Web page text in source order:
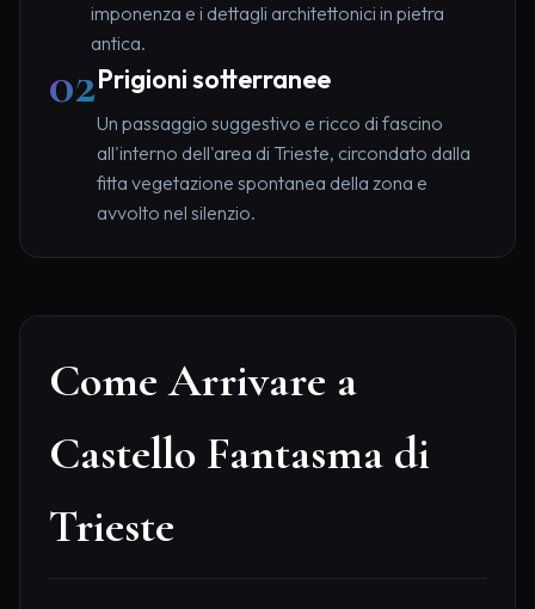
imponenza e i dettagli architettonici in pietra
antica.
02Prigioni sotterranee
Un passaggio suggestivo e ricco di fascino
all'interno dell'area di Trieste, circondato dalla
fitta vegetazione spontanea della zona e
avvolto nel silenzio.
Come Arrivare a
Castello Fantasma di
Trieste